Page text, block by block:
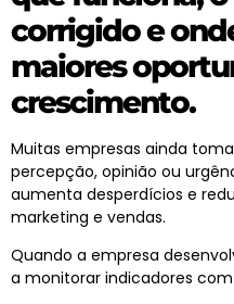
corrigido e
maiores
crescimento.
Muitas empresas ainda
percepção, opinião ou
aumenta desperdícios e
marketing e vendas.
Quando a empresa
a monitorar indicadores